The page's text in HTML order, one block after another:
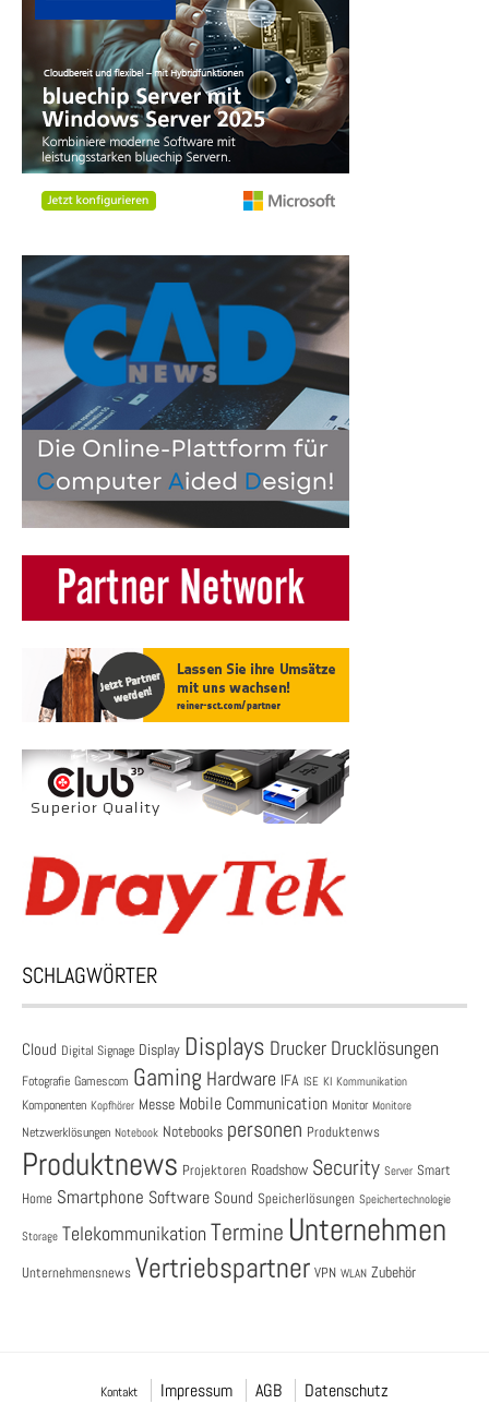
SCHLAGWÖRTER
Cloud Digital Signage Display Displays Drucker Drucklösungen
Fotografie Gamescom Gaming Hardware IFA ISE KI Kommunikation
Komponenten Kopfhörer Messe Mobile Communication Monitor Monitore
Netzwerklösungen Notebook Notebooks personen Produktenws
Produktnews Projektoren Roadshow Security Server Smart
Home Smartphone Software Sound Speicherlösungen Speichertechnologie
Storage Telekommunikation Termine Unternehmen
Unternehmensnews Vertriebspartner VPN WLAN Zubehör
Kontakt Impressum AGB Datenschutz